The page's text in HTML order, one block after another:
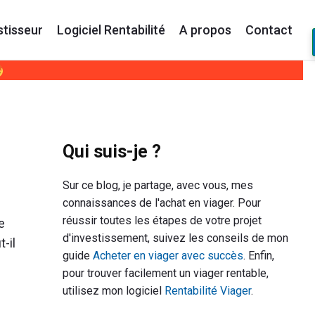
Logiciel Rentabilité A propos Contact
il
Primary
Qui suis-je ?
Sur ce blog, je partage, avec vous, mes
connaissances de l'achat en viager. Pour
réussir toutes les étapes de votre projet
d'investissement, suivez les conseils de mon
guideAcheter en viager avec succès. Enfin,
pour trouver facilement un viager rentable,
utilisez mon logiciel Rentabilité Viager.